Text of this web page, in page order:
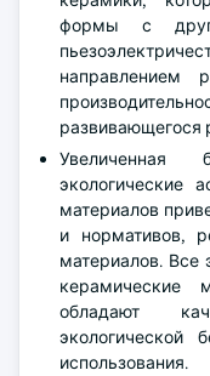
формы с
направлением
развивающегося
Увеличенная
экологические
материалов
и нормативов,
материалов. Все
керамические
обладают
экологической